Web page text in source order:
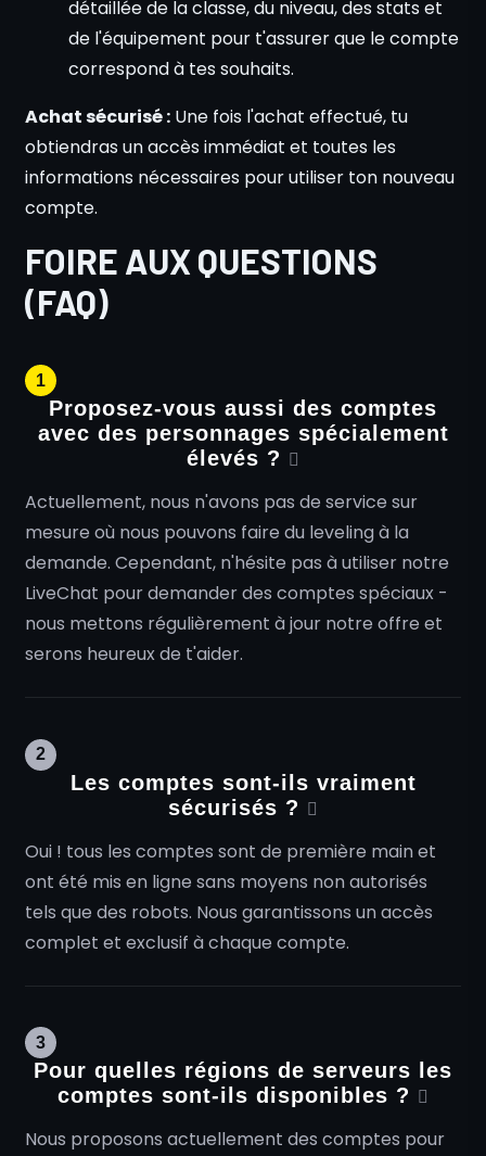
détaillée de la classe, du niveau, des stats et
de l'équipement pour t'assurer que le compte
correspond à tes souhaits.
Achat sécurisé : Une fois l'achat effectué, tu
obtiendras un accès immédiat et toutes les
informations nécessaires pour utiliser ton nouveau
compte.
FOIRE AUX QUESTIONS
(FAQ)
1
Proposez-vous aussi des comptes
avec des personnages spécialement
élevés ?
Actuellement, nous n'avons pas de service sur
mesure où nous pouvons faire du leveling à la
demande. Cependant, n'hésite pas à utiliser notre
LiveChat pour demander des comptes spéciaux -
nous mettons régulièrement à jour notre offre et
serons heureux de t'aider.
2
Les comptes sont-ils vraiment
sécurisés ?
Oui ! tous les comptes sont de première main et
ont été mis en ligne sans moyens non autorisés
tels que des robots. Nous garantissons un accès
complet et exclusif à chaque compte.
3
Pour quelles régions de serveurs les
comptes sont-ils disponibles ?
Nous proposons actuellement des comptes pour